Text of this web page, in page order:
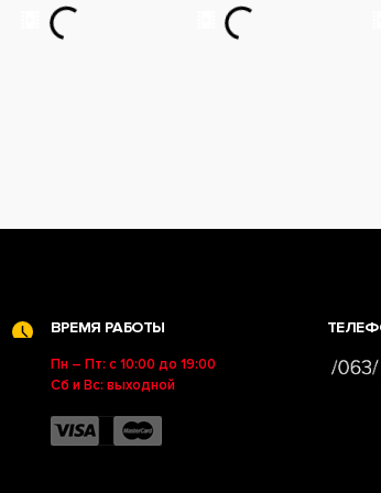
ВРЕМЯ РАБОТЫ
Пн – Пт: с 10:00 до 19:00
Сб и Вс: выходной